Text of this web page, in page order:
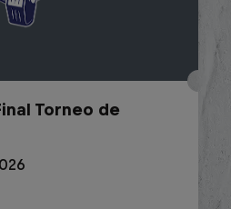
Torneo de